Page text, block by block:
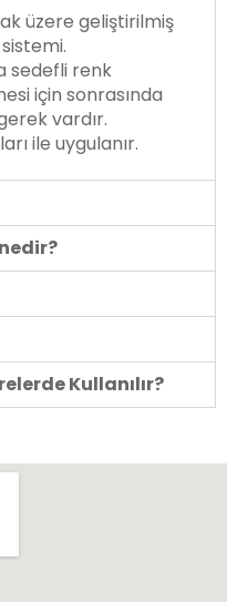
üzere geliştirilmiş
sedefli renk
için sonrasında
vardır.
ile uygulanır.
Kullanılır?